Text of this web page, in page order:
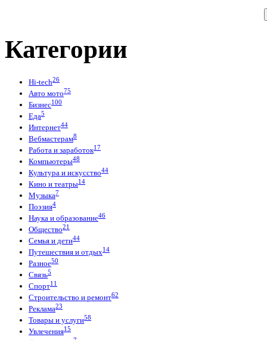
Категории
Hi-tech26
Авто мото75
Бизнес100
Еда5
Интернет44
Вебмастерам8
Работа и заработок17
Компьютеры48
Культура и искусство44
Кино и театры14
Музыка7
Поэзия4
Наука и образование46
Общество21
Семья и дети44
Путешествия и отдых14
Разное50
Связь5
Спорт11
Строительство и ремонт62
Реклама23
Товары и услуги58
Увлечения15